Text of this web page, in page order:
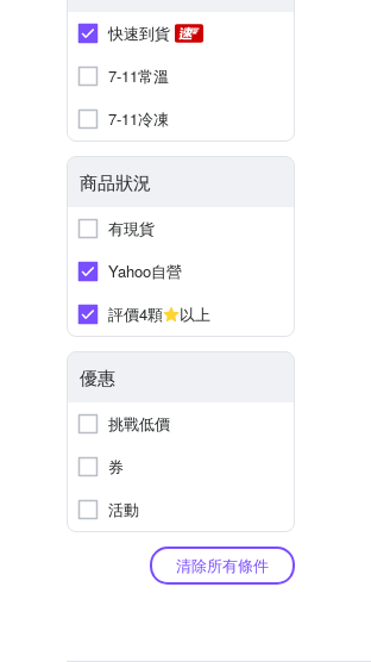
快速到貨
7-11常溫
7-11冷凍
商品狀況
有現貨
Yahoo自營
評價4顆
以上
優惠
挑戰低價
券
活動
清除所有條件